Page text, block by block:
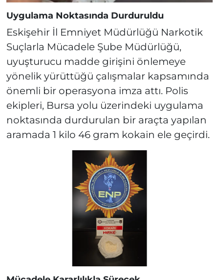
Uygulama Noktasında Durduruldu
Eskişehir İl Emniyet Müdürlüğü Narkotik
Suçlarla Mücadele Şube Müdürlüğü,
uyuşturucu madde girişini önlemeye
yönelik yürüttüğü çalışmalar kapsamında
önemli bir operasyona imza attı. Polis
ekipleri, Bursa yolu üzerindeki uygulama
noktasında durdurulan bir araçta yapılan
aramada 1 kilo 46 gram kokain ele geçirdi.